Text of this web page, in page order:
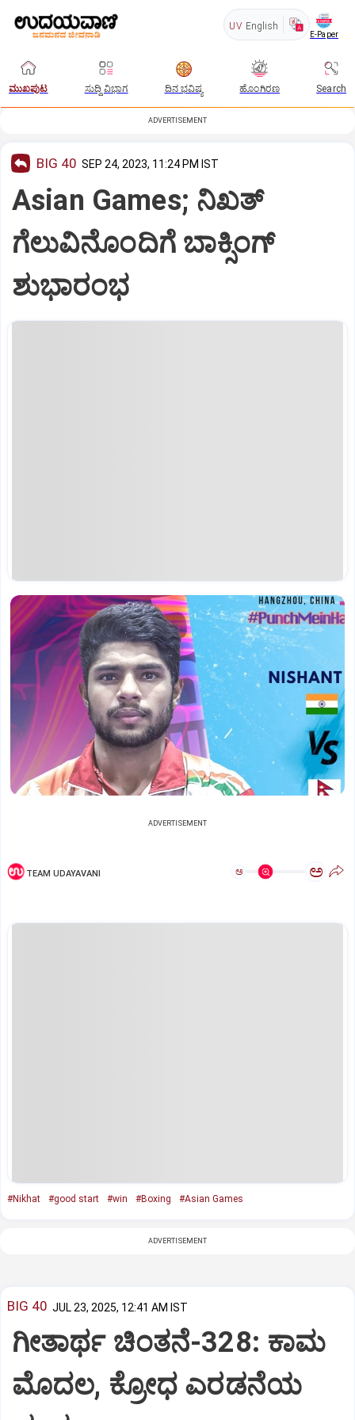
UV English
E-Paper
ಮುಖಪುಟ ಸುದ್ದಿ ವಿಭಾಗ ದಿನ ಭವಿಷ್ಯ ಹೊಂಗಿರಣ Search
ADVERTISEMENT
BIG 40 SEP 24, 2023, 11:24 PM IST
Asian Games; ನಿಖತ್‌
ಗೆಲುವಿನೊಂದಿಗೆ ಬಾಕ್ಸಿಂಗ್‌
ಶುಭಾರಂಭ
ADVERTISEMENT
TEAM UDAYAVANI ಅ ಅ
#Nikhat #good start #win #Boxing #Asian Games
ADVERTISEMENT
BIG 40 JUL 23, 2025, 12:41 AM IST
ಗೀತಾರ್ಥ ಚಿಂತನೆ-328: ಕಾಮ
ಮೊದಲ, ಕ್ರೋಧ ಎರಡನೆಯ